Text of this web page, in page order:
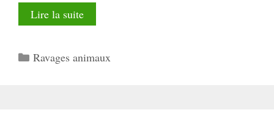
Lire la suite
Catégories
Ravages animaux